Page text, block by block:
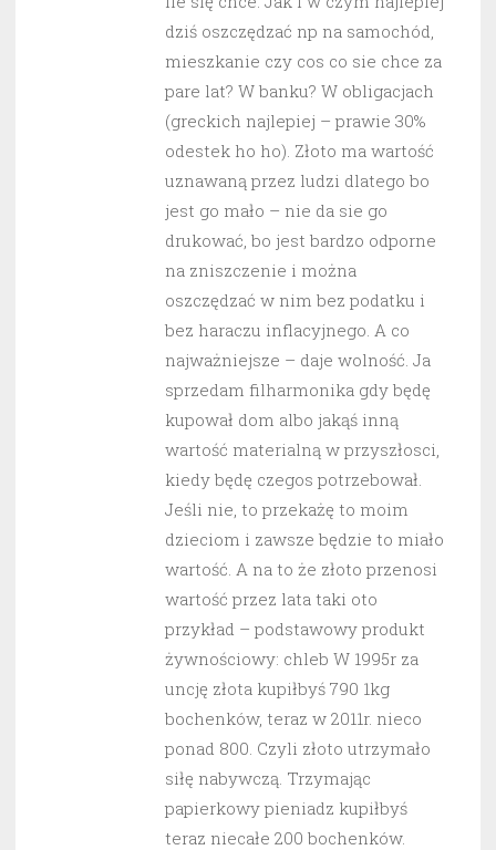
dziś oszczędzać np na samochód,
mieszkanie czy cos co sie chce za
pare lat? W banku? W obligacjach
(greckich najlepiej – prawie 30%
odestek ho ho). Złoto ma wartość
uznawaną przez ludzi dlatego bo
jest go mało – nie da sie go
drukować, bo jest bardzo odporne
na zniszczenie i można
oszczędzać w nim bez podatku i
bez haraczu inflacyjnego. A co
najważniejsze – daje wolność. Ja
sprzedam filharmonika gdy będę
kupował dom albo jakąś inną
wartość materialną w przyszłosci,
kiedy będę czegos potrzebował.
Jeśli nie, to przekażę to moim
dzieciom i zawsze będzie to miało
wartość. A na to że złoto przenosi
wartość przez lata taki oto
przykład – podstawowy produkt
żywnościowy: chleb W 1995r za
uncję złota kupiłbyś 790 1kg
bochenków, teraz w 2011r. nieco
ponad 800. Czyli złoto utrzymało
siłę nabywczą. Trzymając
papierkowy pieniadz kupiłbyś
teraz niecałe 200 bochenków.